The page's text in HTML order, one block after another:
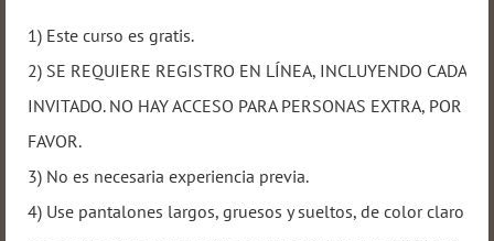
1) Este curso es gratis.
2) SE REQUIERE REGISTRO EN LÍNEA, INCLUYENDO CADA
INVITADO. NO HAY ACCESO PARA PERSONAS EXTRA, POR
FAVOR.
3) No es necesaria experiencia previa.
4) Use pantalones largos, gruesos y sueltos, de color claro